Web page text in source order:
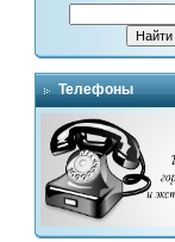
Телефоны